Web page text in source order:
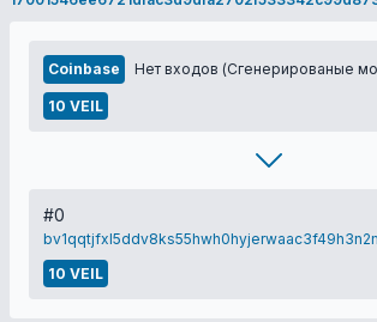
Coinbase Нет входов (Сгенерированые
10 VEIL
#0
10 VEIL